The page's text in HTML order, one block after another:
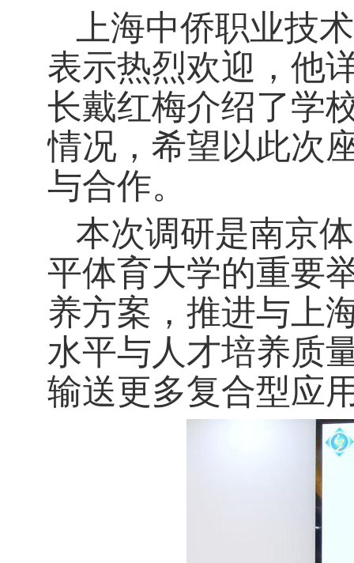
上海中侨职业技
表示热烈欢迎，他
长戴红梅介绍了学
情况，希望以此次
与合作。
本次调研是南京
平体育大学的重要
养方案，推进与上
水平与人才培养质
输送更多复合型应